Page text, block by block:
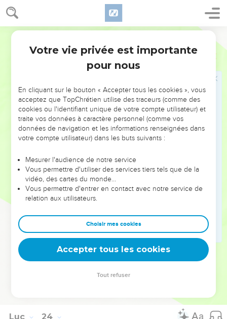
23
Jésus est mis dans un tombeau
50
juive d’Arimathée. Cet homme était bon et juste, et espérait
la venue du Royaume de Dieu. Il était membre du Conseil
conseillers avaient décidé et fait.
Il alla trouver Pilate et lui demanda le corps de Jésus.
Puis il descendit le corps de la croix, l’enveloppa dans un
drap de lin et le déposa dans un tombeau qui avait été
creusé dans le roc, un tombeau dans lequel on n’avait jamais
mis personne.
C’était vendredi et le sabbat allait commencer.
Les femmes qui avaient accompagné Jésus depuis la
Galilée vinrent avec Joseph ; elles regardèrent le tombeau et
Puis elles retournèrent en ville et préparèrent les huiles et
les parfums pour le corps. Le jour du sabbat, elles se
reposèrent, comme la loi l’ordonnait.
© Société biblique française – Bibli’O, 1997, avec autorisation. Pour vous procurer
Luc 24
Votre vie privée est importante
pour nous
En cliquant sur le bouton « Accepter tous les cookies », vous
acceptez que TopChrétien utilise des traceurs (comme des
cookies ou l'identifiant unique de votre compte utilisateur) et
traite vos données à caractère personnel (comme vos
données de navigation et les informations renseignées dans
votre compte utilisateur) dans les buts suivants :
Mesurer l'audience de notre service
Vous permettre d'utiliser des services tiers tels que de la
vidéo, des cartes du monde…
Vous permettre d'entrer en contact avec notre service de
relation aux utilisateurs.
Choisir mes cookies
Accepter tous les cookies
Tout refuser